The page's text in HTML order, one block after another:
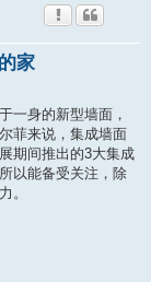
家
一身的新型墙面，
菲来说，集成墙面
期间推出的3大集成
以能备受关注，除
。